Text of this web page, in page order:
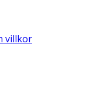
villkor